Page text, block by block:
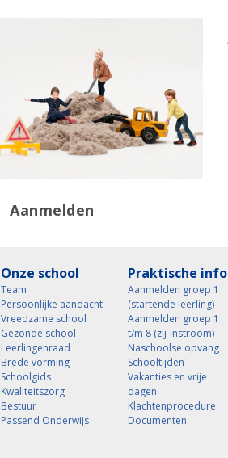
Aanmelden
Onze school
Team
Persoonlijke aandacht
Vreedzame school
Gezonde school
Leerlingenraad
Brede vorming
Schoolgids
Kwaliteitszorg
Bestuur
Passend Onderwijs
Praktische info
Aanmelden groep 1
(startende leerling)
Aanmelden groep 1
t/m 8 (zij-instroom)
Naschoolse opvang
Schooltijden
Vakanties en vrije
dagen
Klachtenprocedure
Documenten